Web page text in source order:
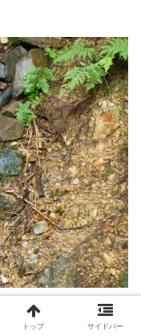
日は気温が低めなので湧
しコケが生えていたけ
トップ サイドバー